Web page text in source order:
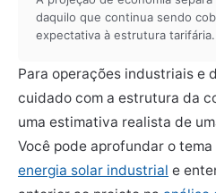
daquilo que continua sendo
expectativa à estrutura tarifária.
Para operações industriais e
cuidado com a estrutura da
uma estimativa realista de
Você pode aprofundar o
energia solar industrial e